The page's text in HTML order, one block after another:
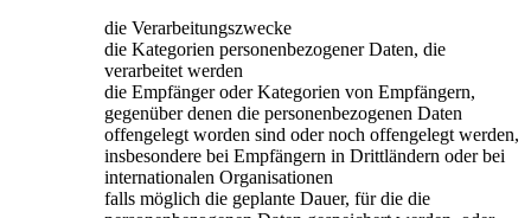
die Verarbeitungszwecke
die Kategorien personenbezogener Daten, die
verarbeitet werden
die Empfänger oder Kategorien von Empfängern,
gegenüber denen die personenbezogenen Daten
offengelegt worden sind oder noch offengelegt werden,
insbesondere bei Empfängern in Drittländern oder bei
internationalen Organisationen
falls möglich die geplante Dauer, für die die